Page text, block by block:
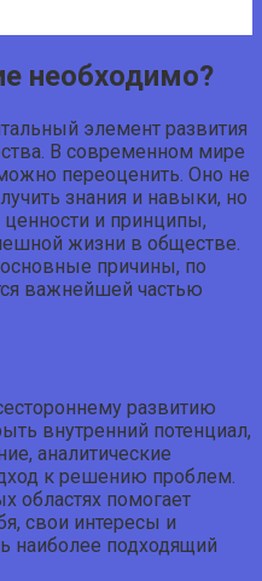
необходимо?
элемент развития
В современном мире
переоценить. Оно не
знания и навыки, но
и принципы,
жизни в обществе.
причины, по
важнейшей частью
развитию
внутренний потенциал,
аналитические
к решению проблем.
областях помогает
свои интересы и
наиболее подходящий